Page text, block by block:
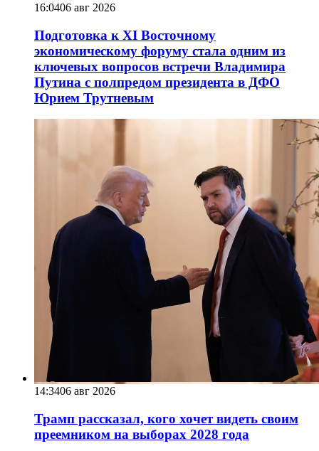
16:0406 авг 2026
Подготовка к XI Восточному
экономическому форуму стала одним из
ключевых вопросов встречи Владимира
Путина с полпредом президента в ДФО
Юрием Трутневым
14:3406 авг 2026
Трамп рассказал, кого хочет видеть своим
преемником на выборах 2028 года